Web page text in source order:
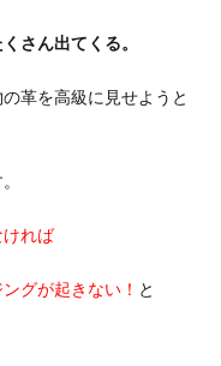
さん出てくる。
革を高級に見せようと
れば
グが起きない！ と